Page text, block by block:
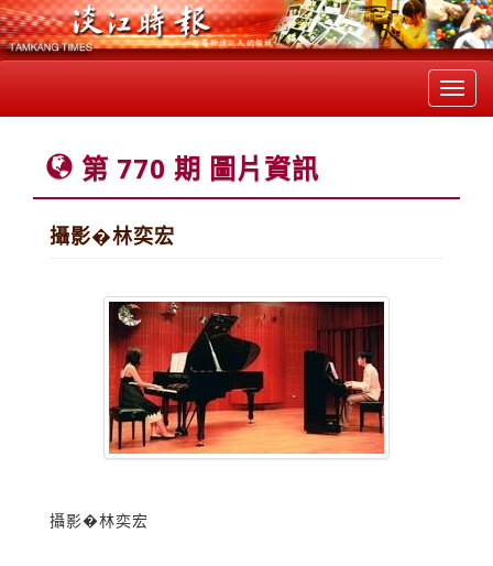
第 770 期 圖片資訊
攝影�林奕宏
攝影�林奕宏